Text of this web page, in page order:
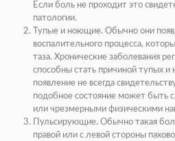
Если боль не проходит это
патологии.
Тупые и ноющие. Обычно они
воспалительного процесса,
таза. Хронические заболевания
способны стать причиной тупых
появление не всегда
подобное состояние может быть
или чрезмерными физическими
Пульсирующие. Обычно такая
правой или с левой стороны